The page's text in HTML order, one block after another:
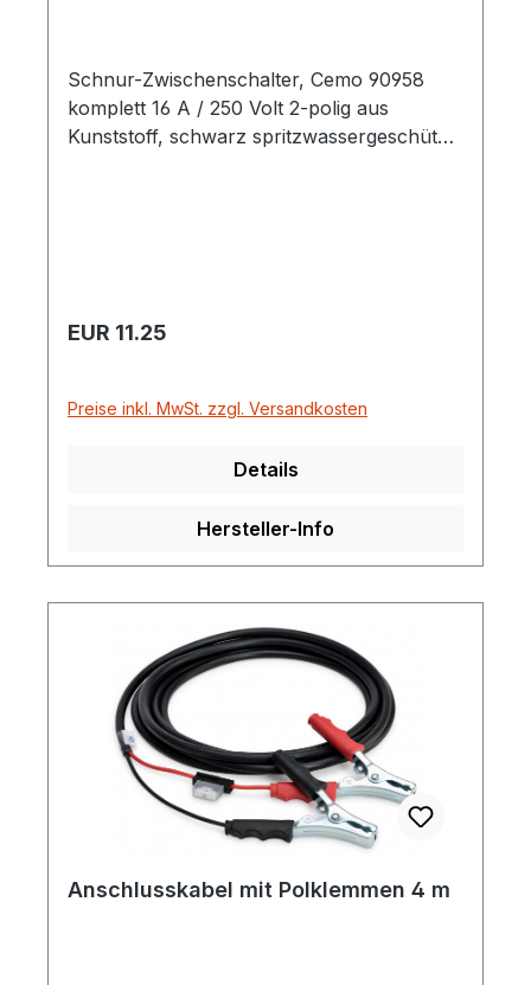
Schnur-Zwischenschalter, Cemo 90958
komplett 16 A / 250 Volt 2-polig aus
Kunststoff, schwarz spritzwassergeschützt
Regulärer Preis:
EUR 11.25
Preise inkl. MwSt. zzgl. Versandkosten
Details
Hersteller-Info
Anschlusskabel mit Polklemmen 4 m